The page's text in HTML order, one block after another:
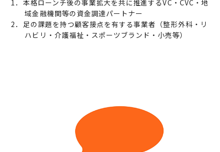
1．本格ローンチ後の事業拡大を共に推進するVC・CVC・地
域金融機関等の資金調達パートナー
2．足の課題を持つ顧客接点を有する事業者（整形外科・リ
ハビリ・介護福祉・スポーツブランド・小売等）